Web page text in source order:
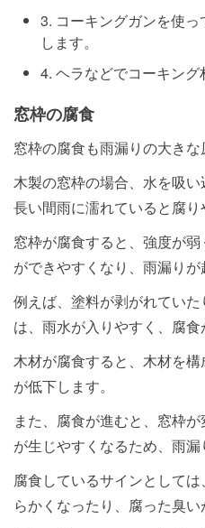
3. コーキングガンを使
します。
4. ヘラなどでコーキング
窓枠の腐食
窓枠の腐食も雨漏りの大きな
木製の窓枠の場合、水を吸い
長い間雨に濡れていると腐り
窓枠が腐食すると、強度が
ができやすくなり、雨漏りが
例えば、塗料が剥がれてい
は、雨水が入りやすく、腐食
木材が腐食すると、木材を
が低下します。
また、腐食が進むと、窓枠
が生じやすくなるため、雨漏
腐食しているサインとして
らかくなったり、腐った臭い